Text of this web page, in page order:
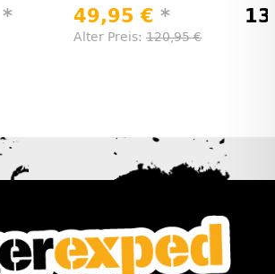
* 49,95 € *
Alter Preis: 120,95 €